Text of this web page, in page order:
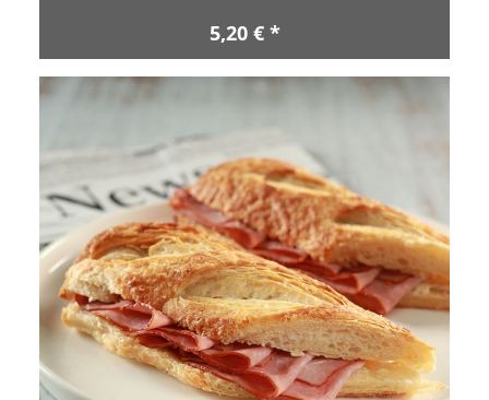
5,20 € *